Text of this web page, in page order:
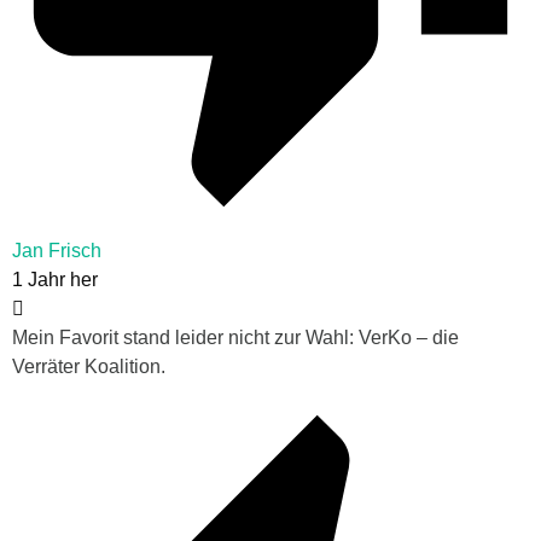
Jan Frisch
1 Jahr her
Mein Favorit stand leider nicht zur Wahl: VerKo – die
Verräter Koalition.